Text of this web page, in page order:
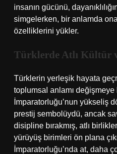
insanın gücünü,
simgelerken, bir anlamda
özelliklerini yükler.
Türklerde Atlı Kültür
Türklerin yerleşik hayata
toplumsal anlamı değişmeye
İmparatorluğu’nun yükseliş
prestij sembolüydü, ancak
disipline bırakmış, atlı
yürüyüş birimleri ön plana
İmparatorluğu’nda at, daha